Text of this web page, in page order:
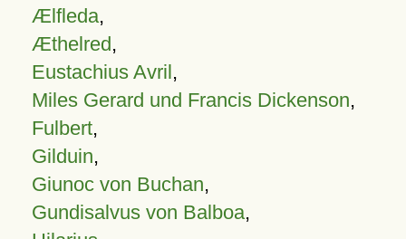
Ælfleda,
Æthelred,
Eustachius Avril,
Miles Gerard und Francis Dickenson,
Fulbert,
Gilduin,
Giunoc von Buchan,
Gundisalvus von Balboa,